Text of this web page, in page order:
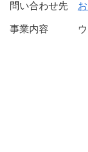
問い合わせ先
事業内容 ウェ